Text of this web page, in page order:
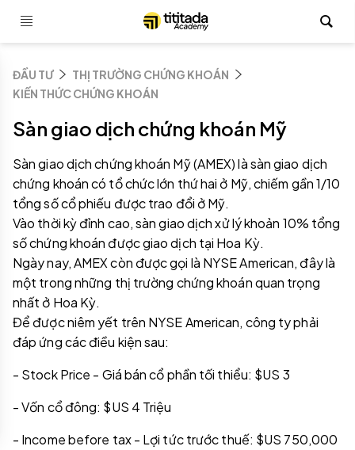
ĐẦU TƯ
THỊ TRƯỜNG CHỨNG KHOÁN
KIẾN THỨC CHỨNG KHOÁN
Sàn giao dịch chứng khoán Mỹ
Sàn giao dịch chứng khoán Mỹ (AMEX) là sàn giao dịch
chứng khoán có tổ chức lớn thứ hai ở Mỹ, chiếm gần 1/10
tổng số cổ phiếu được trao đổi ở Mỹ.
Vào thời kỳ đỉnh cao, sàn giao dịch xử lý khoản 10% tổng
số chứng khoán được giao dịch tại Hoa Kỳ.
Ngày nay, AMEX còn được gọi là NYSE American, đây là
một trong những thị trường chứng khoán quan trọng
nhất ở Hoa Kỳ.
Để được niêm yết trên NYSE American, công ty phải
đáp ứng các điều kiện sau:
- Stock Price - Giá bán cổ phần tối thiểu: $US 3
- Vốn cổ đông: $US 4 Triệu
- Income before tax - Lợi tức trước thuế: $US 750,000